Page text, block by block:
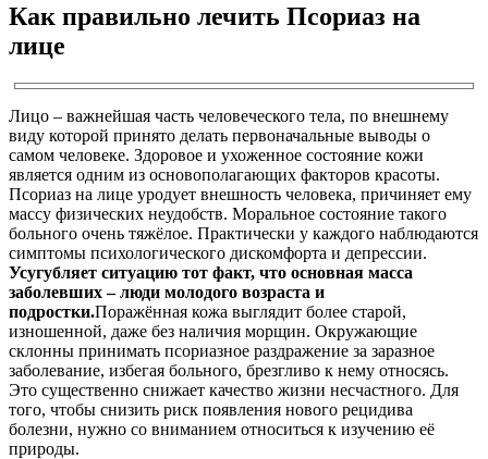
Как правильно лечить Псориаз на
лице
Лицо – важнейшая часть человеческого тела, по внешнему
виду которой принято делать первоначальные выводы о
самом человеке. Здоровое и ухоженное состояние кожи
является одним из основополагающих факторов красоты.
Псориаз на лице уродует внешность человека, причиняет ему
массу физических неудобств. Моральное состояние такого
больного очень тяжёлое. Практически у каждого наблюдаются
симптомы психологического дискомфорта и депрессии.
Усугубляет ситуацию тот факт, что основная масса
заболевших – люди молодого возраста и
подростки.Поражённая кожа выглядит более старой,
изношенной, даже без наличия морщин. Окружающие
склонны принимать псориазное раздражение за заразное
заболевание, избегая больного, брезгливо к нему относясь.
Это существенно снижает качество жизни несчастного. Для
того, чтобы снизить риск появления нового рецидива
болезни, нужно со вниманием относиться к изучению её
природы.